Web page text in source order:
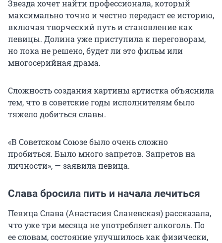
Звезда хочет найти профессионала, который
максимально точно и честно передаст ее историю,
включая творческий путь и становление как
певицы. Долина уже приступила к переговорам,
но пока не решено, будет ли это фильм или
многосерийная драма.
Сложность создания картины артистка объяснила
тем, что в советские годы исполнителям было
тяжело добиться славы.
«В Советском Союзе было очень сложно
пробиться. Было много запретов. Запретов на
личности», — заявила певица.
Слава бросила пить и начала лечиться
Певица Слава (Анастасия Сланевская) рассказала,
что уже три месяца не употребляет алкоголь. По
ее словам, состояние улучшилось как физически,